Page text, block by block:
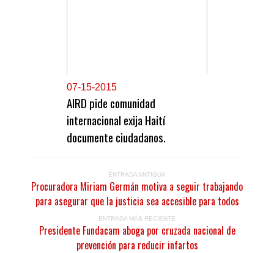
07-15-2015
AIRD pide comunidad
internacional exija Haití
documente ciudadanos.
ENTRADA ANTIGUA
Procuradora Miriam Germán motiva a seguir trabajando
para asegurar que la justicia sea accesible para todos
ENTRADA MÁS RECIENTE
Presidente Fundacam aboga por cruzada nacional de
prevención para reducir infartos